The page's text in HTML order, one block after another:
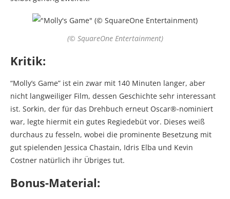
(© SquareOne Entertainment)
Kritik:
“Molly’s Game” ist ein zwar mit 140 Minuten langer, aber
nicht langweiliger Film, dessen Geschichte sehr interessant
ist. Sorkin, der für das Drehbuch erneut Oscar®-nominiert
war, legte hiermit ein gutes Regiedebüt vor. Dieses weiß
durchaus zu fesseln, wobei die prominente Besetzung mit
gut spielenden Jessica Chastain, Idris Elba und Kevin
Costner natürlich ihr Übriges tut.
Bonus-Material: